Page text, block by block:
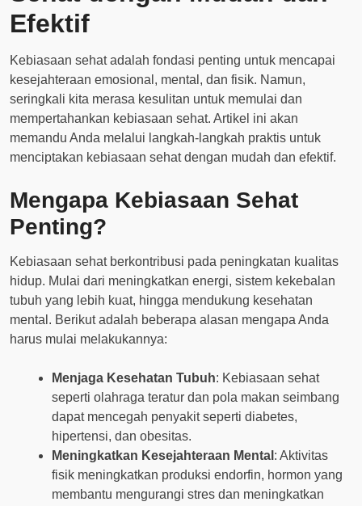
Efektif
Kebiasaan sehat adalah fondasi penting untuk mencapai
kesejahteraan emosional, mental, dan fisik. Namun,
seringkali kita merasa kesulitan untuk memulai dan
mempertahankan kebiasaan sehat. Artikel ini akan
memandu Anda melalui langkah-langkah praktis untuk
menciptakan kebiasaan sehat dengan mudah dan efektif.
Mengapa Kebiasaan Sehat
Penting?
Kebiasaan sehat berkontribusi pada peningkatan kualitas
hidup. Mulai dari meningkatkan energi, sistem kekebalan
tubuh yang lebih kuat, hingga mendukung kesehatan
mental. Berikut adalah beberapa alasan mengapa Anda
harus mulai melakukannya:
Menjaga Kesehatan Tubuh: Kebiasaan sehat
seperti olahraga teratur dan pola makan seimbang
dapat mencegah penyakit seperti diabetes,
hipertensi, dan obesitas.
Meningkatkan Kesejahteraan Mental : Aktivitas
fisik meningkatkan produksi endorfin, hormon yang
membantu mengurangi stres dan meningkatkan